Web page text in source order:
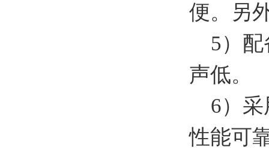
便。另
5）配
声低。
6）采
性能可